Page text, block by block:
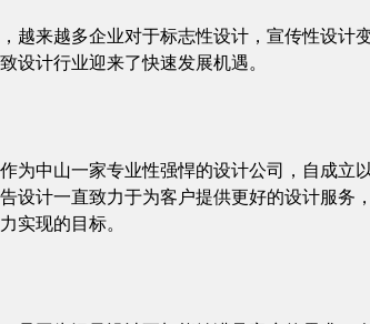
越来越多企业对于标志性设计，宣传性设计
设计行业迎来了快速发展机遇。
作为中山一家专业性强悍的设计公司，自成立
设计一直致力于为客户提供更好的设计服务
实现的目标。